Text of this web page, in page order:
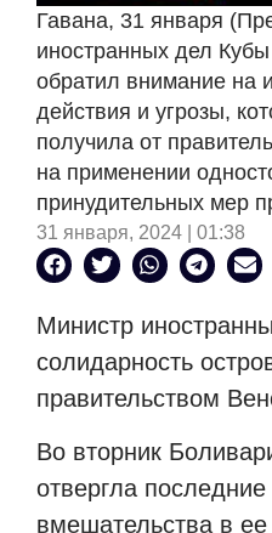
Гавана, 31 января
иностранных дел
обратил внимание на
действия и угрозы,
получила от
на применении
принудительных мер
31 января, 2024 | 01:38
Министр
солидарность
правительством
Во вторник
отвергла
вмешательства в